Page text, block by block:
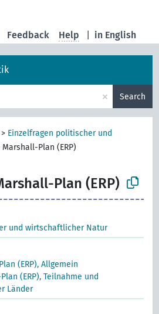
in English
Feedback Help
× Search
> Einzelfragen politischer und
Marshall-Plan (ERP)
Plan (ERP)
und wirtschaftlicher Natur
(ERP), Allgemein
(ERP), Teilnahme und
Länder